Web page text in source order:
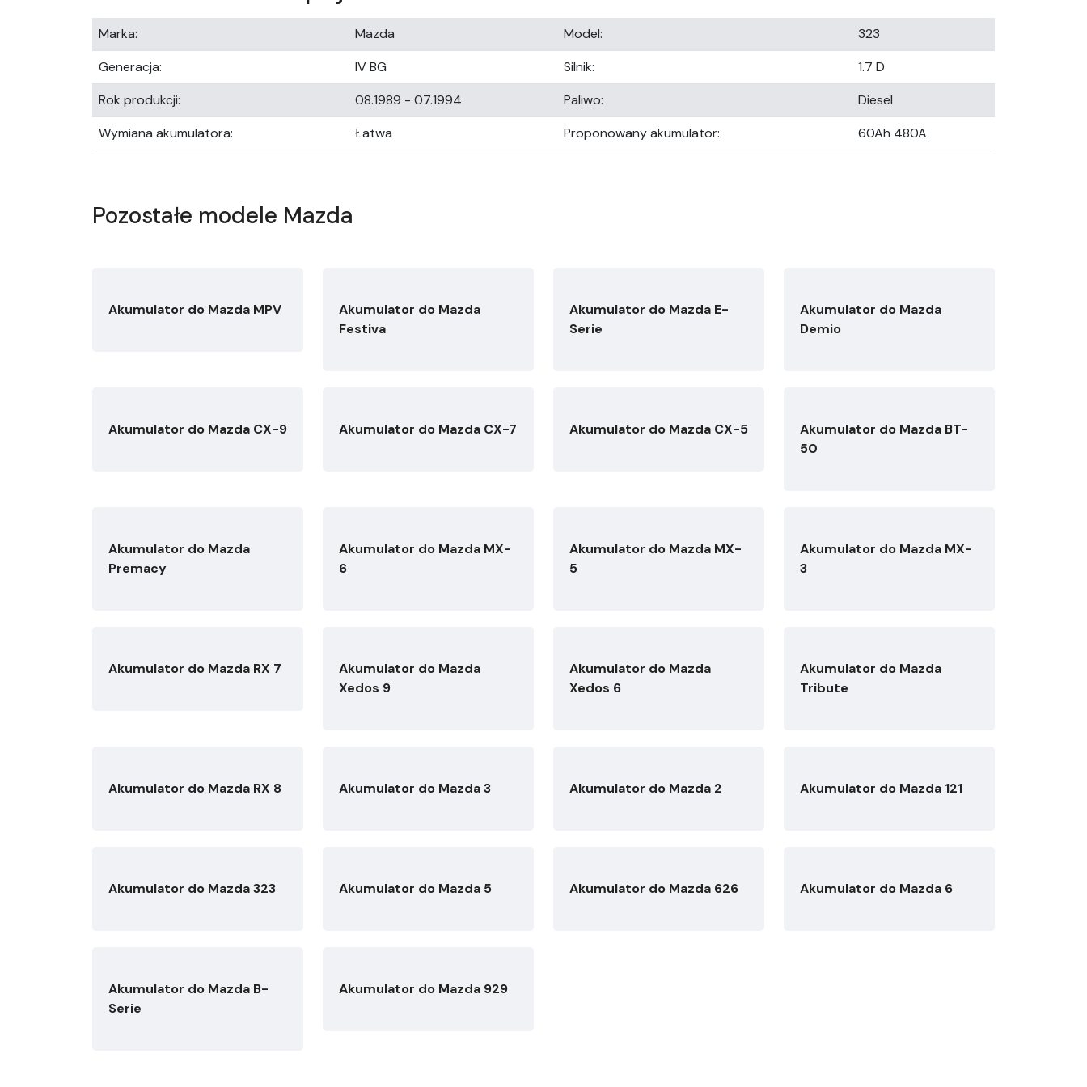
Marka: Mazda Model:
323
Generacja:
IV BG Silnik:
1.7 D
Rok produkcji:
08.1989 - 07.1994 Paliwo:
Diesel
Wymiana akumulatora:
Łatwa Proponowany akumulator: 60Ah 480A
Pozostałe modele Mazda
Akumulator do Mazda MPV
Akumulator do Mazda
Festiva
Akumulator do Mazda E-
Serie
Akumulator do Mazda
Demio
Akumulator do Mazda CX-9 Akumulator do Mazda CX-7 Akumulator do Mazda CX-5
Akumulator do Mazda BT-
50
Akumulator do Mazda
Premacy
Akumulator do Mazda MX-
6
Akumulator do Mazda MX-
5
Akumulator do Mazda MX-
3
Akumulator do Mazda RX 7
Akumulator do Mazda
Xedos 9
Akumulator do Mazda
Xedos 6
Akumulator do Mazda
Tribute
Akumulator do Mazda RX 8 Akumulator do Mazda 3 Akumulator do Mazda 2 Akumulator do Mazda 121
Akumulator do Mazda 323 Akumulator do Mazda 5 Akumulator do Mazda 626 Akumulator do Mazda 6
Akumulator do Mazda B-
Serie
Akumulator do Mazda 929